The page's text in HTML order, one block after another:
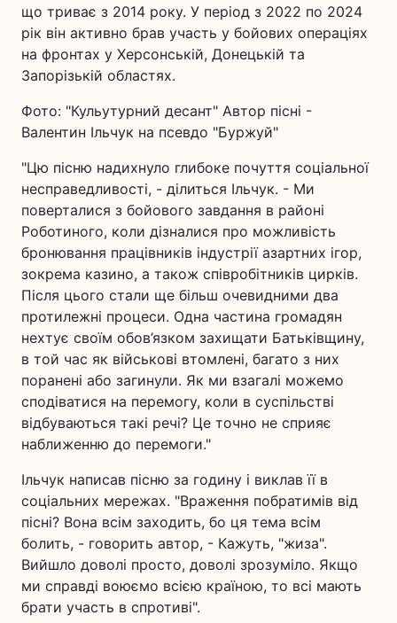
що триває з 2014 року. У період з 2022 по 2024
рік він активно брав участь у бойових операціях
на фронтах у Херсонській, Донецькій та
Запорізькій областях.
Фото: "Кульутурний десант" Автор пісні -
Валентин Ільчук на псевдо "Буржуй"
"Цю пісню надихнуло глибоке почуття соціальної
несправедливості, - ділиться Ільчук. - Ми
поверталися з бойового завдання в районі
Роботиного, коли дізналися про можливість
бронювання працівників індустрії азартних ігор,
зокрема казино, а також співробітників цирків.
Після цього стали ще більш очевидними два
протилежні процеси. Одна частина громадян
нехтує своїм обов’язком захищати Батьківщину,
в той час як військові втомлені, багато з них
поранені або загинули. Як ми взагалі можемо
сподіватися на перемогу, коли в суспільстві
відбуваються такі речі? Це точно не сприяє
наближенню до перемоги."
Ільчук написав пісню за годину і виклав її в
соціальних мережах. "Враження побратимів від
пісні? Вона всім заходить, бо ця тема всім
болить, - говорить автор, - Кажуть, "жиза".
Вийшло доволі просто, доволі зрозуміло. Якщо
ми справді воюємо всією країною, то всі мають
брати участь в спротиві".